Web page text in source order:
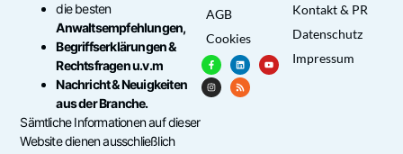
die besten
Anwaltsempfehlungen,
Begriffserklärungen &
Rechtsfragen u.v.m
Nachricht & Neuigkeiten
aus der Branche.
Sämtliche Informationen auf dieser
Website dienen ausschließlich
AGB
Cookies
Kontakt & PR
Datenschutz
Impressum